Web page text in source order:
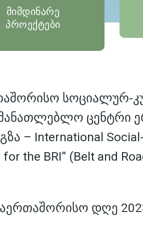
მიმდინარე
პროექტები
სოციალურ-
ცენტრი
– International
for the BRI” (Belt and
დღე